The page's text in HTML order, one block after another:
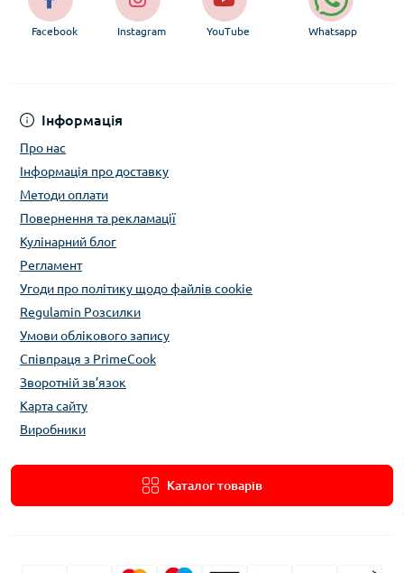
Інформація
Про нас
Інформація про доставку
Методи оплати
Повернення та рекламації
Кулінарний блог
Регламент
Угоди про політику щодо файлів cookie
Regulamin Розсилки
Умови облікового запису
Співпраця з PrimeCook
Зворотній зв’язок
Карта сайту
Виробники
Каталог товарів
Facebook Instagram YouTube Whatsapp